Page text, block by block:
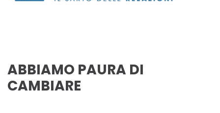
ABBIAMO PAURA DI
CAMBIARE